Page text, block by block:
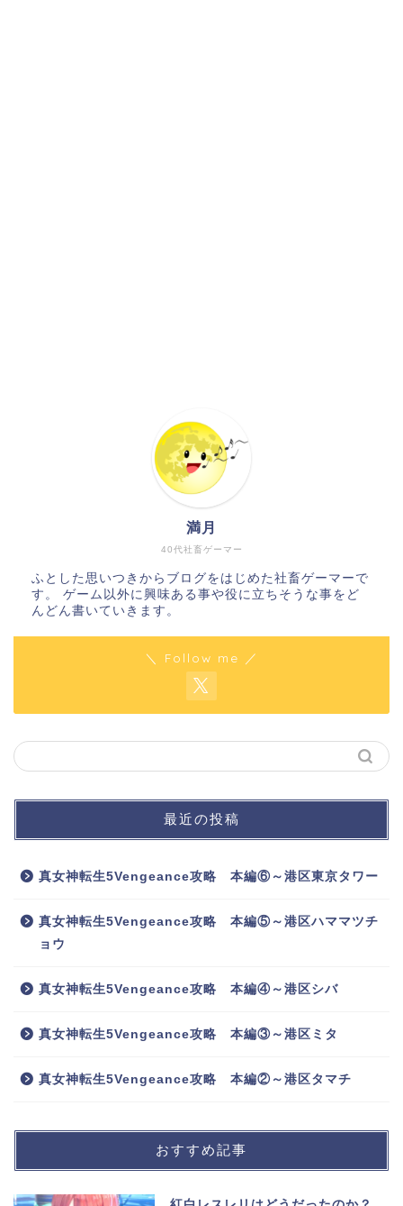
40代社畜ゲーマー
満月
ふとした思いつきからブログをはじめた社畜ゲーマーで
す。 ゲーム以外に興味ある事や役に立ちそうな事をど
んどん書いていきます。
＼ Follow me ／
最近の投稿
真女神転生5Vengeance攻略 本編⑥～港区東京タワー
真女神転生5Vengeance攻略 本編⑤～港区ハママツチ
ョウ
真女神転生5Vengeance攻略 本編④～港区シバ
真女神転生5Vengeance攻略 本編③～港区ミタ
真女神転生5Vengeance攻略 本編②～港区タマチ
おすすめ記事